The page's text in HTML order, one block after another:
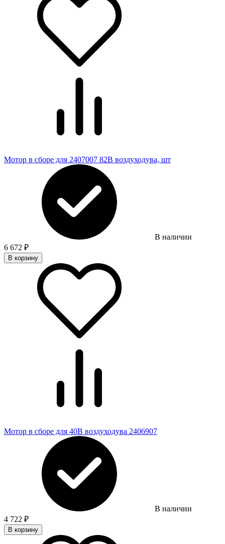
Мотор в сборе для 2407007 82В воздуходува, шт
В наличии
6 672 ₽
В корзину
Мотор в сборе для 40В воздуходува 2406907
В наличии
4 722 ₽
В корзину